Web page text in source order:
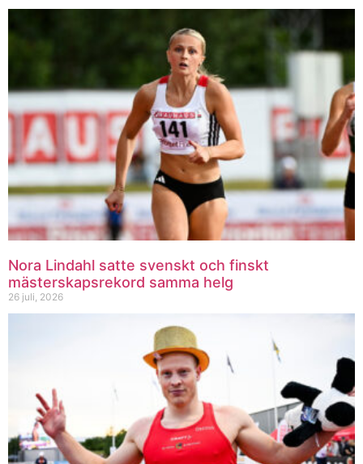
Nora Lindahl satte svenskt och finskt
mästerskapsrekord samma helg
26 juli, 2026